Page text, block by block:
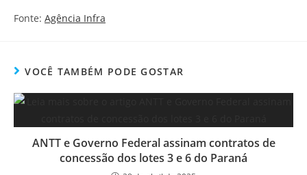
Fonte: Agência Infra
VOCÊ TAMBÉM PODE GOSTAR
ANTT e Governo Federal assinam contratos de
concessão dos lotes 3 e 6 do Paraná